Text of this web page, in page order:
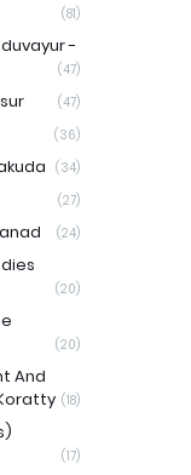
(81)
-
(47)
(47)
(36)
(34)
(27)
(24)
(20)
(20)
And
(18)
(17)